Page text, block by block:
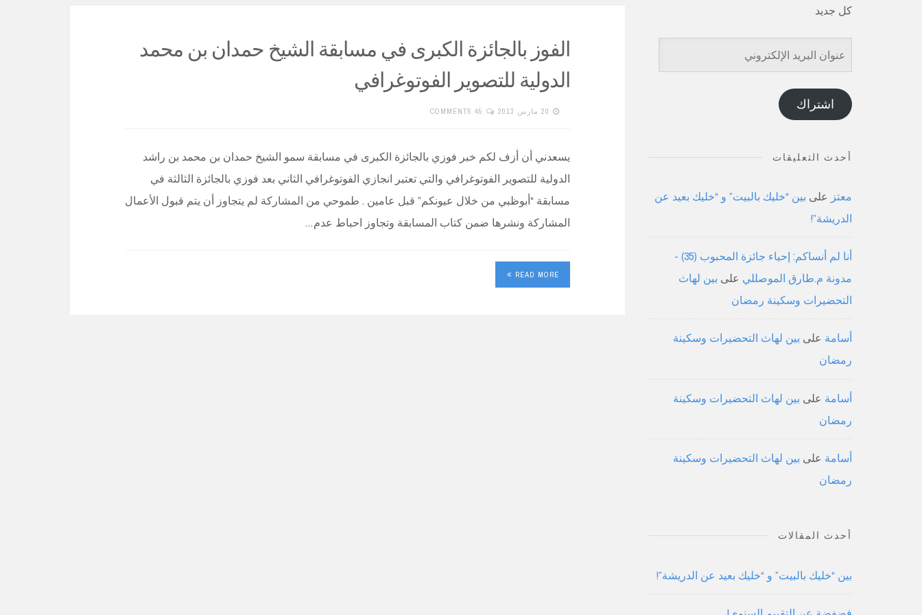
الفوز بالجائزة الكبرى في مسابقة الشيخ حمدان بن محمد
الدولية للتصوير الفوتوغرافي
20 مارس 2013 45 COMMENTS
يسعدني أن أزف لكم خبر فوزي بالجائزة الكبرى في مسابقة سمو الشيخ حمدان بن محمد بن راشد
الدولية للتصوير الفوتوغرافي والتي تعتبر انجازي الفوتوغرافي الثاني بعد فوزي بالجائزة الثالثة في
مسابقة “أبوظبي من خلال عيونكم” قبل عامين . طموحي من المشاركة لم يتجاوز أن يتم قبول الأعمال
المشاركة ونشرها ضمن كتاب المسابقة وتجاوز احباط عدم…
READ MORE
كل جديد
عنوان
البريد
الإلكتروني
اشتراك
أحدث التعليقات
معتز على بين “خليك بالبيت” و “خليك بعيد عن
الدريشة”!
أنا لم أنساكم: إحياء جائزة المحبوب (35) -
مدونة م.طارق الموصللي على بين لهاث
التحضيرات وسكينة رمضان
أسامة على بين لهاث التحضيرات وسكينة
رمضان
أسامة على بين لهاث التحضيرات وسكينة
رمضان
أسامة على بين لهاث التحضيرات وسكينة
رمضان
أحدث المقالات
بين “خليك بالبيت” و “خليك بعيد عن الدريشة”!